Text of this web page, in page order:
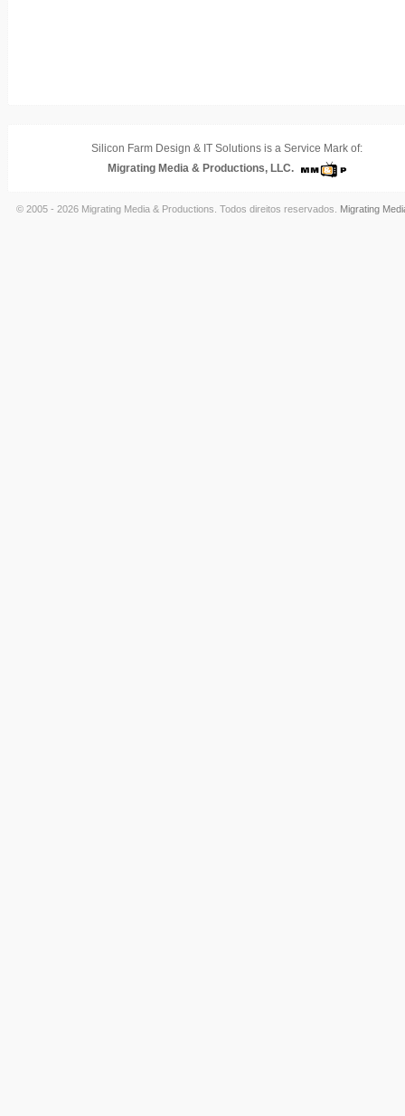
Silicon Farm Design & IT Solutions is a Service Mark of:
Migrating Media & Productions, LLC.
© 2005 - 2026 Migrating Media & Productions. Todos direitos reservados. Migrating